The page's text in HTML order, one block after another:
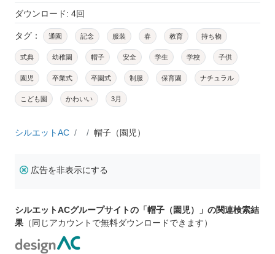
ダウンロード: 4回
タグ： 通園 記念 服装 春 教育 持ち物
式典 幼稚園 帽子 安全 学生 学校 子供
園児 卒業式 卒園式 制服 保育園 ナチュラル
こども園 かわいい 3月
シルエットAC 帽子（園児）
広告を非表示にする
シルエットACグループサイトの「帽子（園児）」の関連検索結
果 （同じアカウントで無料ダウンロードできます）